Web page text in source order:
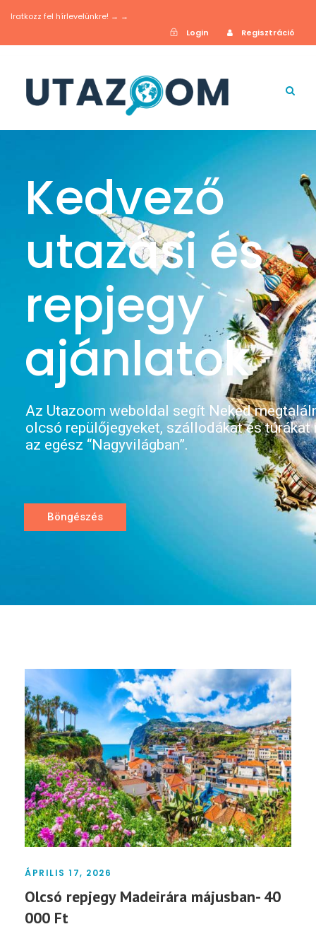
Iratkozz fel hírlevelünkre! → →
Login
Regisztráció
Kedvező
utazási és
repjegy
ajánlatok
Az Utazoom weboldal segít Neked
olcsó repülőjegyeket, szállodákat és túrákat
az egész “Nagyvilágban”.
Böngészés
ÁPRILIS 17, 2026
Olcsó repjegy Madeirára májusban- 40
000 Ft